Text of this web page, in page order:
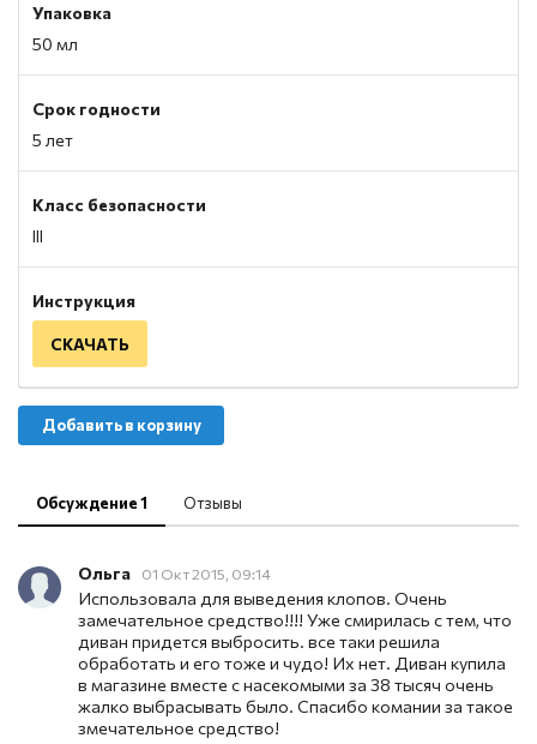
Упаковка
50 мл
Срок годности
5 лет
Класс безопасности
III
Инструкция
СКАЧАТЬ
Добавить в корзину
Обсуждение 1 Отзывы
Ольга 01 Окт 2015, 09:14
Использовала для выведения клопов. Очень
замечательное средство!!!! Уже смирилась с тем, что
диван придется выбросить. все таки решила
обработать и его тоже и чудо! Их нет. Диван купила
в магазине вместе с насекомыми за 38 тысяч очень
жалко выбрасывать было. Спасибо комании за такое
змечательное средство!